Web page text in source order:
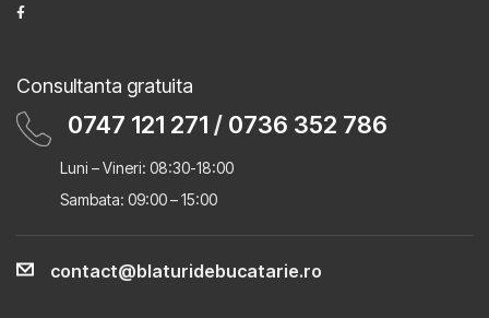
Consultanta gratuita
0747 121 271 / 0736 352 786
Luni – Vineri: 08:30-18:00
Sambata: 09:00 – 15:00
contact@blaturidebucatarie.ro